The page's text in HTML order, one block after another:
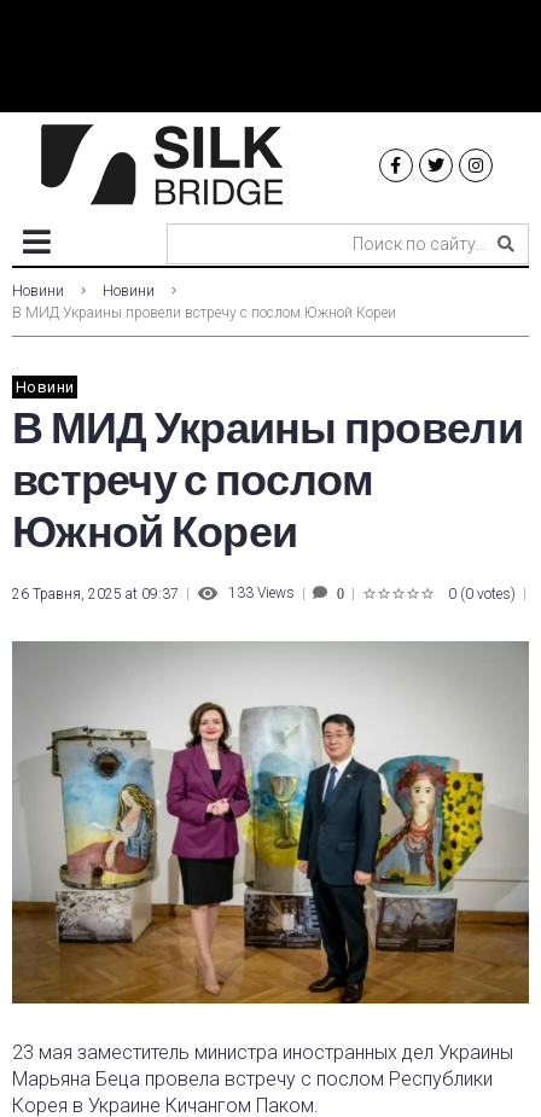
Новини
Новини
В МИД Украины провели встречу с послом Южной Кореи
Новини
В МИД Украины провели
встречу с послом
Южной Кореи
26 Травня, 2025 at 09:37 133 Views 0 0 (0 votes)
23 мая заместитель министра иностранных дел Украины
Марьяна Беца провела встречу с послом Республики
Корея в Украине Кичангом Паком.